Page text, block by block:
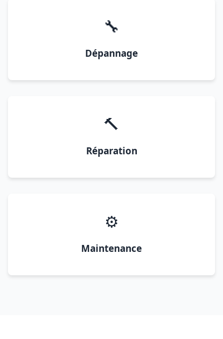
🔧
Dépannage
🔨
Réparation
⚙️
Maintenance